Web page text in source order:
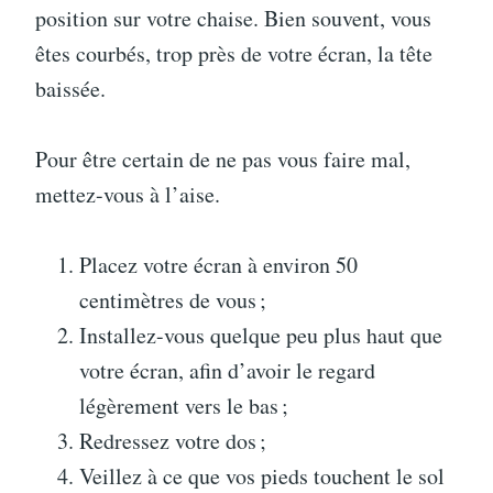
position sur votre chaise. Bien souvent, vous
êtes courbés, trop près de votre écran, la tête
baissée.
Pour être certain de ne pas vous faire mal,
mettez-vous à l’aise.
Placez votre écran à environ 50
centimètres de vous ;
Installez-vous quelque peu plus haut que
votre écran, afin d’avoir le regard
légèrement vers le bas ;
Redressez votre dos ;
Veillez à ce que vos pieds touchent le sol